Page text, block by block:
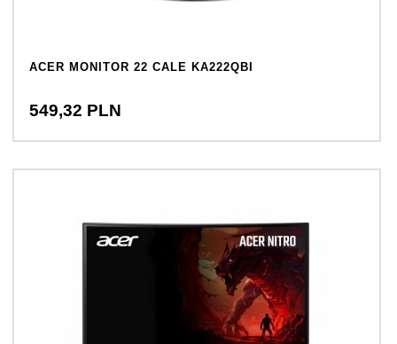
ACER MONITOR 22 CALE KA222QBI
549,32 PLN